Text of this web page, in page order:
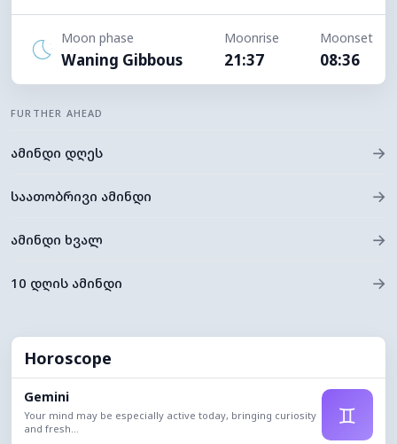
Moon phase
Waning Gibbous
Moonrise
21:37
Moonset
08:36
FURTHER AHEAD
ამინდი დღეს →
საათობრივი ამინდი →
ამინდი ხვალ →
10 დღის ამინდი →
Horoscope
Gemini
Your mind may be especially active today, bringing curiosity
and fresh...
♊